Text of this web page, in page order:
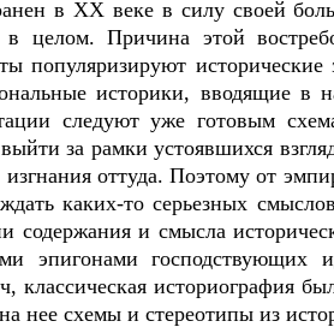
в ХХ веке в силу своей
в целом. Причина этой
популяризируют
историки, вводящие в
следуют уже готовым
за рамки устоявшихся
изгнания оттуда. Поэтому от
каких-то серьезных
содержания и смысла
эпигонами господствующих
классическая историография
нее схемы и стереотипы из